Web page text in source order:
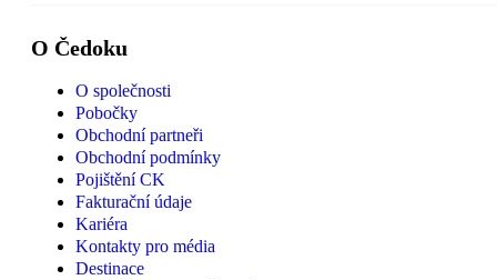
O Čedoku
O společnosti
Pobočky
Obchodní partneři
Obchodní podmínky
Pojištění CK
Fakturační údaje
Kariéra
Kontakty pro média
Destinace